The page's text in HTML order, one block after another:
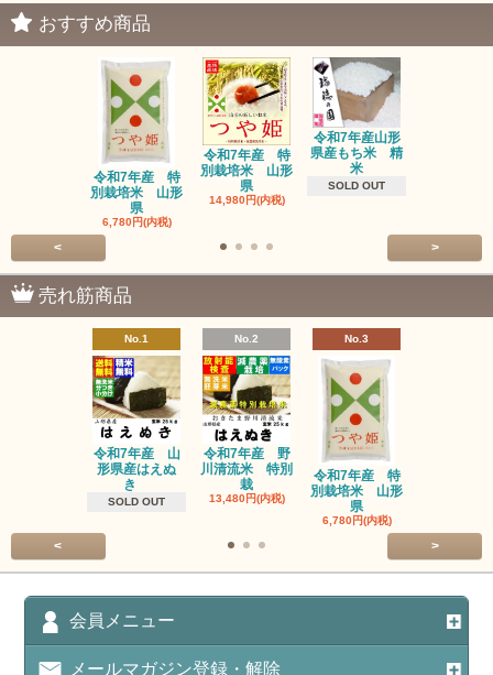
おすすめ商品
令和7年産 特
別栽培米 山形
県
6,780円(内税)
令和7年産 特
別栽培米 山形
県
14,980円(内税)
令和7年産山形
県産もち米 精
米
SOLD OUT
< >
売れ筋商品
No.1
令和7年産 山
形県産はえぬ
き
SOLD OUT
No.2
令和7年産 野
川清流米 特別
栽
13,480円(内税)
No.3
令和7年産 特
別栽培米 山形
県
6,780円(内税)
< >
会員メニュー
メールマガジン登録・解除